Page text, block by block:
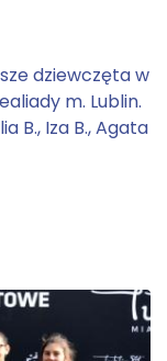
dziewczęta w
m. Lublin.
B., Iza B., Agata